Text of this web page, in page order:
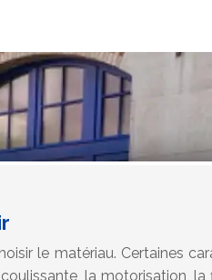
le matériau. Certaines
la motorisation, la